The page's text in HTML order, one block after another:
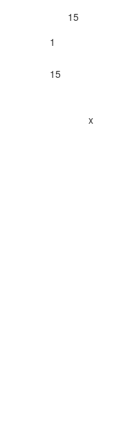
15
1
15
x